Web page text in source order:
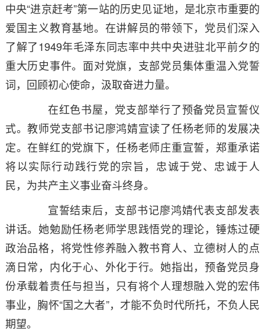
中央“进京赶考”第一站的历史见证地，是北京市重要的
爱国主义教育基地。在讲解员的带领下，党员们深入
了解了1949年毛泽东同志率中共中央进驻北平前夕的
重大历史事件。面对党旗，支部党员集体重温入党誓
词，回顾初心使命，汲取奋进力量。
在红色书屋，党支部举行了预备党员宣誓仪
式。教师党支部书记廖鸿婧宣读了任杨老师的发展决
定。在鲜红的党旗下，任杨老师庄重宣誓，郑重承诺
将以实际行动践行党的宗旨，忠诚于党、忠诚于人
民，为共产主义事业奋斗终身。
宣誓结束后，支部书记廖鸿婧代表支部发表
讲话。她勉励任杨老师学思践悟党的理论，锤炼过硬
政治品格，将党性修养融入教书育人、立德树人的点
滴日常，内化于心、外化于行。她指出，预备党员身
份承载着责任与担当，只有将个人理想融入党的宏伟
事业，胸怀“国之大者”，才能不负时代所托，不负人民
期望。